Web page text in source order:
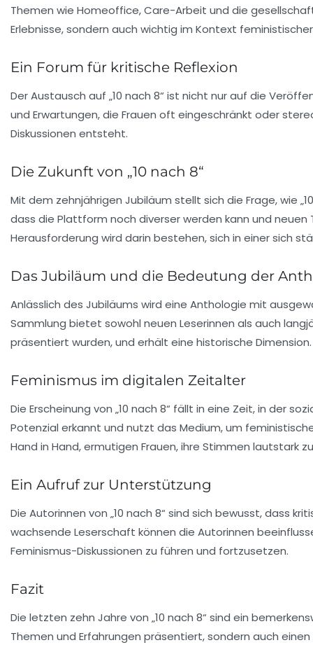
Themen wie Homeoffice,Care-Arbeit und die
Erlebnisse, sondern auch wichtig im Kontext
Ein Forum für kritische Reflexion
Der Austausch auf „10 nach 8“ ist nicht nur auf die
und Erwartungen, die Frauen oft eingeschränkt oder
Diskussionen entsteht.
Die Zukunft von „10 nach 8“
Mit dem zehnjährigen Jubiläum stellt sich die Frage, wie
dass die Plattform noch diverserwerden kann und
Herausforderung wird darin bestehen, sich in einer sich
Das Jubiläum und die Bedeutung der
Anlässlich des Jubiläums wird eine Anthologie mit
Sammlung bietet sowohl neuen Leserinnen als auch
präsentiert wurden, und erhält eine historische Dimension.
Feminismus im digitalen Zeitalter
Die Erscheinung von „10 nach 8“ fällt in eine Zeit, in der
Potenzial erkannt und nutzt das Medium, um
Hand in Hand, ermutigen Frauen, ihre Stimmen lautstark
Ein Aufruf zur Unterstützung
Die Autorinnen von „10 nach 8“ sind sich bewusst, dass
wachsende Leserschaft können die Autorinnen
Feminismus-Diskussionen zu führen und fortzusetzen.
Fazit
Die letzten zehn Jahre von „10 nach 8“ sind ein
Themen und Erfahrungen präsentiert, sondern auch